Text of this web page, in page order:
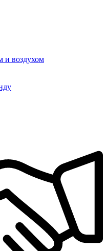
и воздухом